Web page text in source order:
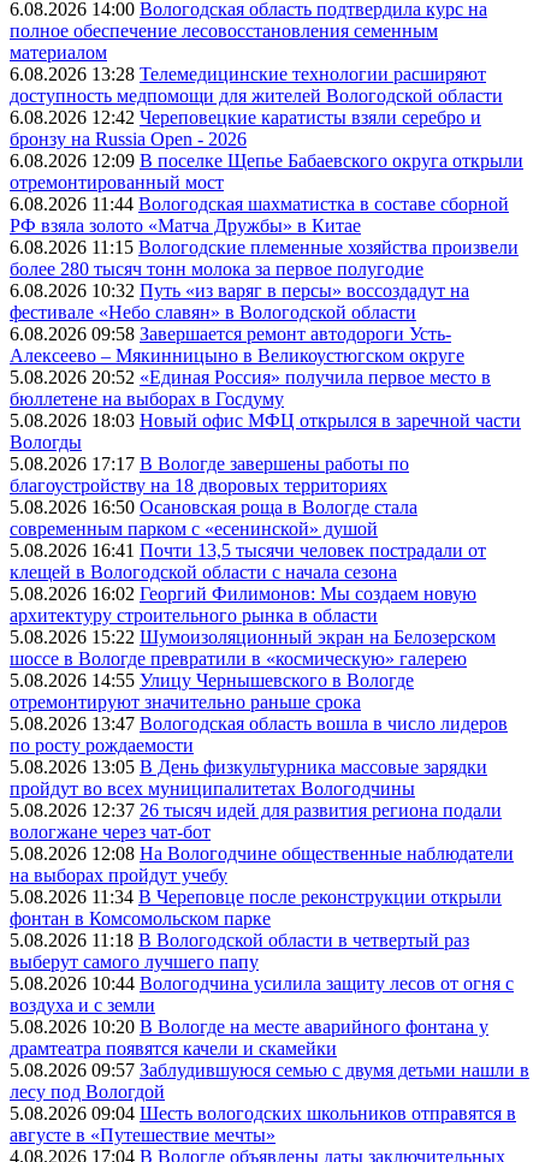
6.08.2026 14:00 Вологодская область подтвердила курс на
полное обеспечение лесовосстановления семенным
материалом
6.08.2026 13:28 Телемедицинские технологии расширяют
доступность медпомощи для жителей Вологодской области
6.08.2026 12:42 Череповецкие каратисты взяли серебро и
бронзу на Russia Open - 2026
6.08.2026 12:09 В поселке Щепье Бабаевского округа открыли
отремонтированный мост
6.08.2026 11:44 Вологодская шахматистка в составе сборной
РФ взяла золото «Матча Дружбы» в Китае
6.08.2026 11:15 Вологодские племенные хозяйства произвели
более 280 тысяч тонн молока за первое полугодие
6.08.2026 10:32 Путь «из варяг в персы» воссоздадут на
фестивале «Небо славян» в Вологодской области
6.08.2026 09:58 Завершается ремонт автодороги Усть-
Алексеево – Мякинницыно в Великоустюгском округе
5.08.2026 20:52 «Единая Россия» получила первое место в
бюллетене на выборах в Госдуму
5.08.2026 18:03 Новый офис МФЦ открылся в заречной части
Вологды
5.08.2026 17:17 В Вологде завершены работы по
благоустройству на 18 дворовых территориях
5.08.2026 16:50 Осановская роща в Вологде стала
современным парком с «есенинской» душой
5.08.2026 16:41 Почти 13,5 тысячи человек пострадали от
клещей в Вологодской области с начала сезона
5.08.2026 16:02 Георгий Филимонов: Мы создаем новую
архитектуру строительного рынка в области
5.08.2026 15:22 Шумоизоляционный экран на Белозерском
шоссе в Вологде превратили в «космическую» галерею
5.08.2026 14:55 Улицу Чернышевского в Вологде
отремонтируют значительно раньше срока
5.08.2026 13:47 Вологодская область вошла в число лидеров
по росту рождаемости
5.08.2026 13:05 В День физкультурника массовые зарядки
пройдут во всех муниципалитетах Вологодчины
5.08.2026 12:37 26 тысяч идей для развития региона подали
вологжане через чат-бот
5.08.2026 12:08 На Вологодчине общественные наблюдатели
на выборах пройдут учебу
5.08.2026 11:34 В Череповце после реконструкции открыли
фонтан в Комсомольском парке
5.08.2026 11:18 В Вологодской области в четвертый раз
выберут самого лучшего папу
5.08.2026 10:44 Вологодчина усилила защиту лесов от огня с
воздуха и с земли
5.08.2026 10:20 В Вологде на месте аварийного фонтана у
драмтеатра появятся качели и скамейки
5.08.2026 09:57 Заблудившуюся семью с двумя детьми нашли в
лесу под Вологдой
5.08.2026 09:04 Шесть вологодских школьников отправятся в
августе в «Путешествие мечты»
4.08.2026 17:04 В Вологде объявлены даты заключительных